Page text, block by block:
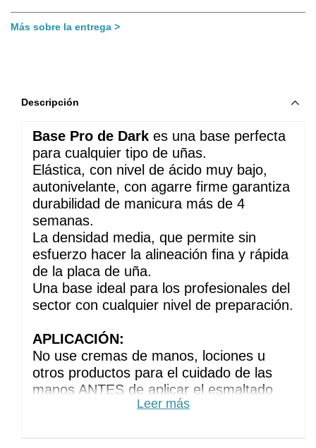
Más sobre la entrega
Descripción
Base Pro de Dark es una base perfecta
para cualquier tipo de uñas.
Elástica, con nivel de ácido muy bajo,
autonivelante, con agarre firme garantiza
durabilidad de manicura más de 4
semanas.
La densidad media, que permite sin
esfuerzo hacer la alineación fina y rápida
de la placa de uña.
Una base ideal para los profesionales del
sector con cualquier nivel de preparación.
APLICACIÓN:
No use cremas de manos, lociones u
otros productos para el cuidado de las
manos ANTES de aplicar el esmaltado
de la placa de la uña puliéndola
Leer más